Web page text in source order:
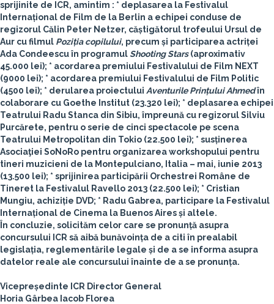
sprijinite de ICR, amintim : * deplasarea la Festivalul
Internațional de Film de la Berlin a echipei conduse de
regizorul Călin Peter Netzer, căștigătorul trofeului Ursul de
Aur cu filmul Poziția copilului, precum și participarea actriței
Ada Condeescu în programulShooting Stars(aproximativ
45.000 lei); * acordarea premiului Festivalului de Film NEXT
(9000 lei); * acordarea premiului Festivalului de Film Politic
(4500 lei); * derularea proiectului Aventurile Prințului Ahmedîn
colaborare cu Goethe Institut (23.320 lei); * deplasarea echipei
Teatrului Radu Stanca din Sibiu, împreună cu regizorul Silviu
Purcărete, pentru o serie de cinci spectacole pe scena
Teatrului Metropolitan din Tokio (22.500 lei); * susținerea
Asociaţiei SoNoRo pentru organizarea workshopului pentru
tineri muzicieni de la Montepulciano, Italia – mai, iunie 2013
(13.500 lei); * sprijinirea participării Orchestrei Române de
Tineret la Festivalul Ravello 2013 (22.500 lei); * Cristian
Mungiu, achiziție DVD; * Radu Gabrea, participare la Festivalul
Internațional de Cinema la Buenos Aires și altele.
În concluzie, solicităm celor care se pronunță asupra
concursului ICR să aibă bunăvoința de a citi în prealabil
legislația, reglementările legale și de a se informa asupra
datelor reale ale concursului înainte de a se pronunța.
Vicepreședinte ICR Director General
Horia Gârbea Iacob Florea